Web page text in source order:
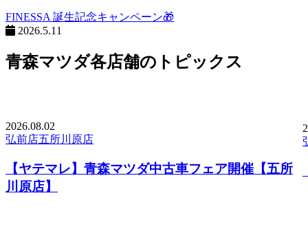
FINESSA 誕生記念キャンペーン🎁
2026.5.11
青森マツダ各店舗のトピックス
2026.08.02
弘前店五所川原店
【ヤテマレ】青森マツダ中古車フェア開催【五所
川原店】